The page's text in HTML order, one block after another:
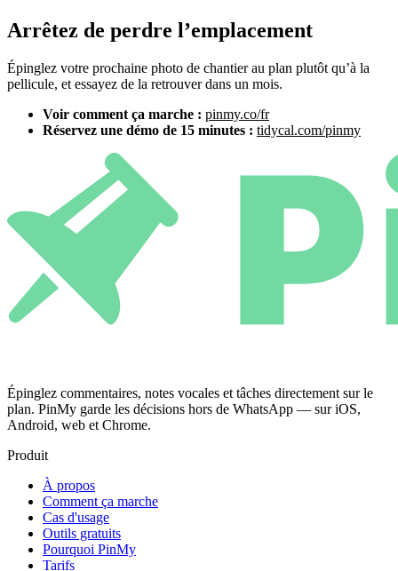
Arrêtez de perdre l’emplacement
Épinglez votre prochaine photo de chantier au plan plutôt qu’à la
pellicule, et essayez de la retrouver dans un mois.
Voir comment ça marche : pinmy.co/fr
Réservez une démo de 15 minutes : tidycal.com/pinmy
Épinglez commentaires, notes vocales et tâches directement sur le
plan. PinMy garde les décisions hors de WhatsApp — sur iOS,
Android, web et Chrome.
Produit
À propos
Comment ça marche
Cas d'usage
Outils gratuits
Pourquoi PinMy
Tarifs